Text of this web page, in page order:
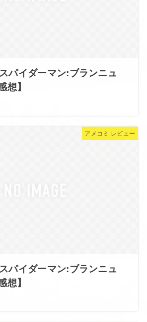
パイダーマン:ブランニュ
想】
アメコミ レビュー
パイダーマン:ブランニュ
想】